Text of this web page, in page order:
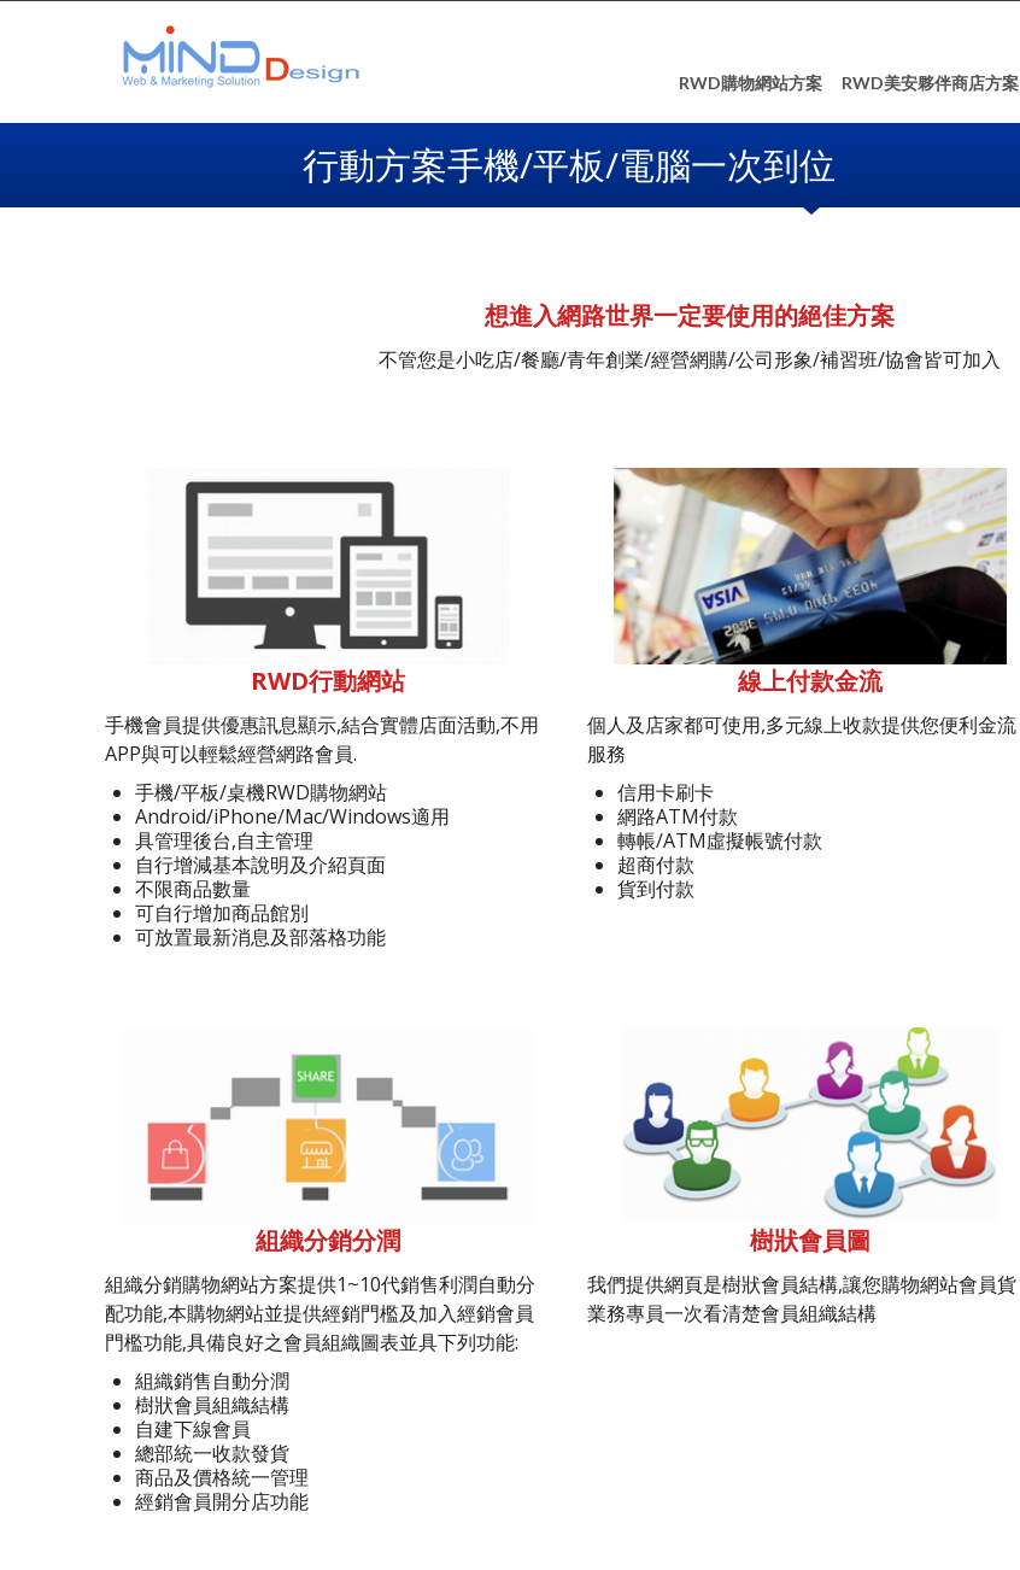
RWD購物網站方案 RWD美安夥伴商店方案
行動方案手機/平板/電腦一次到位
想進入網路世界一定要使用的絕佳方案
不管您是小吃店/餐廳/青年創業/經營網購/公司形象/補習班/協會皆可加入
RWD行動網站
手機會員提供優惠訊息顯示,結合實體店面活動,不用
APP與可以輕鬆經營網路會員.
手機/平板/桌機RWD購物網站
Android/iPhone/Mac/Windows適用
具管理後台,自主管理
自行增減基本說明及介紹頁面
不限商品數量
可自行增加商品館別
可放置最新消息及部落格功能
線上付款金流
個人及店家都可使用,多元線上收款提供您便利金流
服務
信用卡刷卡
網路ATM付款
轉帳/ATM虛擬帳號付款
超商付款
貨到付款
組織分銷分潤
組織分銷購物網站方案提供1~10代銷售利潤自動分
配功能,本購物網站並提供經銷門檻及加入經銷會員
門檻功能,具備良好之會員組織圖表並具下列功能:
組織銷售自動分潤
樹狀會員組織結構
自建下線會員
總部統一收款發貨
商品及價格統一管理
經銷會員開分店功能
樹狀會員圖
我們提供網頁是樹狀會員結構,讓您購物網站會員貨
業務專員一次看清楚會員組織結構